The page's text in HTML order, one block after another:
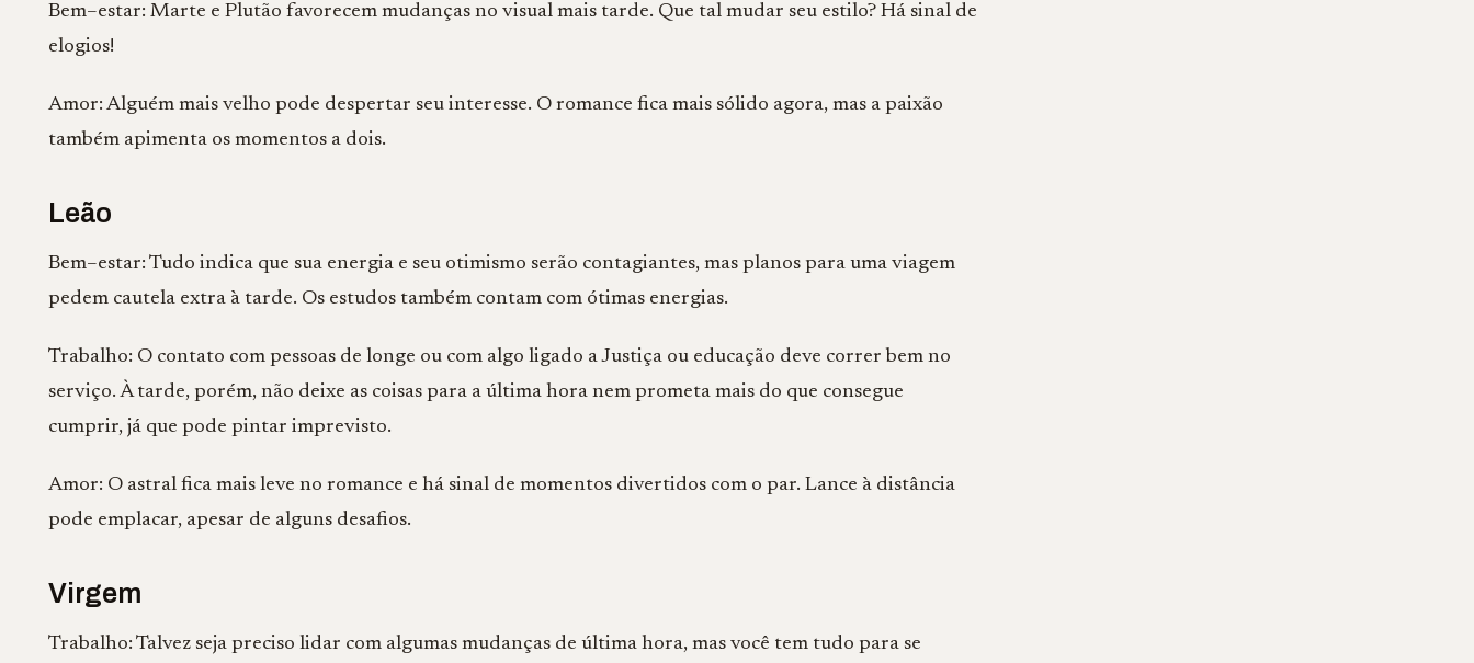
Bem–estar: Marte e Plutão favorecem mudanças no visual mais tarde. Que tal mudar seu estilo? Há sinal de
elogios!
Amor: Alguém mais velho pode despertar seu interesse. O romance fica mais sólido agora, mas a paixão
também apimenta os momentos a dois.
Leão
Bem–estar: Tudo indica que sua energia e seu otimismo serão contagiantes, mas planos para uma viagem
pedem cautela extra à tarde. Os estudos também contam com ótimas energias.
Trabalho: O contato com pessoas de longe ou com algo ligado a Justiça ou educação deve correr bem no
serviço. À tarde, porém, não deixe as coisas para a última hora nem prometa mais do que consegue
cumprir, já que pode pintar imprevisto.
Amor: O astral fica mais leve no romance e há sinal de momentos divertidos com o par. Lance à distância
pode emplacar, apesar de alguns desafios.
Virgem
Trabalho: Talvez seja preciso lidar com algumas mudanças de última hora, mas você tem tudo para se